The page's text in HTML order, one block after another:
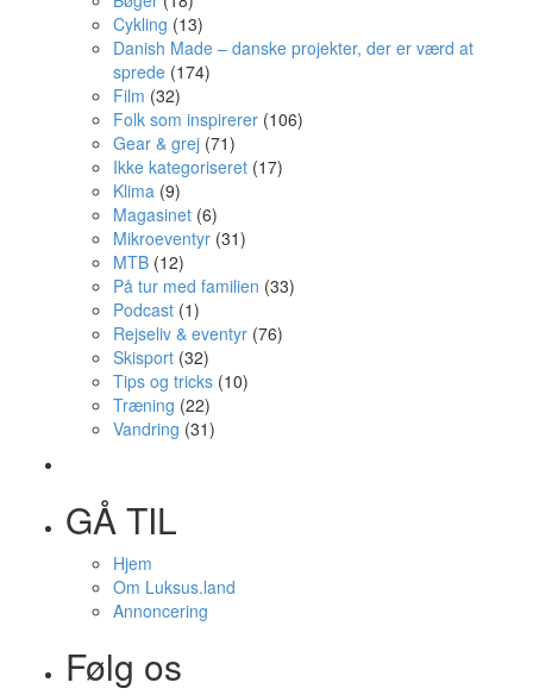
Cykling (13)
Danish Made – danske projekter, der er værd at
sprede (174)
Film (32)
Folk som inspirerer (106)
Gear & grej (71)
Ikke kategoriseret (17)
Klima (9)
Magasinet (6)
Mikroeventyr (31)
MTB (12)
På tur med familien (33)
Podcast (1)
Rejseliv & eventyr (76)
Skisport (32)
Tips og tricks (10)
Træning (22)
Vandring (31)
GÅ TIL
Hjem
Om Luksus.land
Annoncering
Følg os